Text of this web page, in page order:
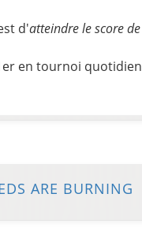
d'atteindre le score
en tournoi
ARE BURNING